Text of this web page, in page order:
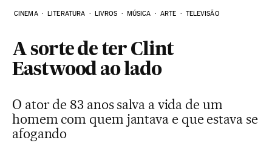
CINEMA LITERATURA LIVROS MÚSICA ARTE TELEVISÃO
A sorte de ter Clint
Eastwood ao lado
O ator de 83 anos salva a vida de um
homem com quem jantava e que estava se
afogando